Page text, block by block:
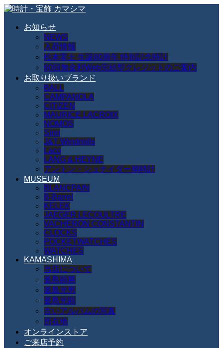
お知らせ
NEWS
入荷情報
松本零士 生誕80周年 特別記念時計
60回無金利Web完結型クレジットのご案内
お取り扱いブランド
BALL
CAMPANOLA
CITIZEN
MAURICE LACROIX
NOMOS
Sinn
J&T Windmills
Laco
LANG & HEYNE
アントン・シュナイダー鳩時計
MUSEUM
BLANCPAIN
B-Barrel
KELEK
JAEGER LECOULTRE
VACHERON CONSTANTIN
CLOCKS
POCKETWATCHES
WATCHES
KAMASHIMA
当店について
釜島顕勝
釜島光男
釜島光顕
古いアルバムの写真
所在地
オンラインストア
ご来店予約